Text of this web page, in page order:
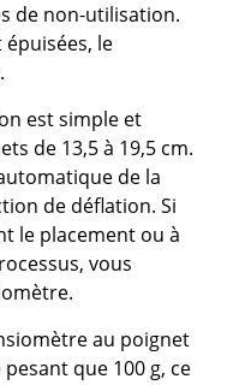
de non-utilisation.
le
est simple et
de 13,5 à 19,5 cm.
de la
de déflation. Si
le placement ou à
vous
au poignet
que 100 g, ce